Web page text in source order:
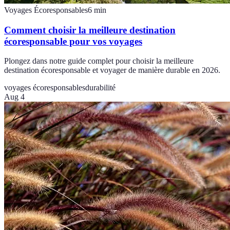
Voyages Écoresponsables6 min
Comment choisir la meilleure destination
écoresponsable pour vos voyages
Plongez dans notre guide complet pour choisir la meilleure
destination écoresponsable et voyager de manière durable en 2026.
voyages écoresponsablesdurabilité
Aug 4